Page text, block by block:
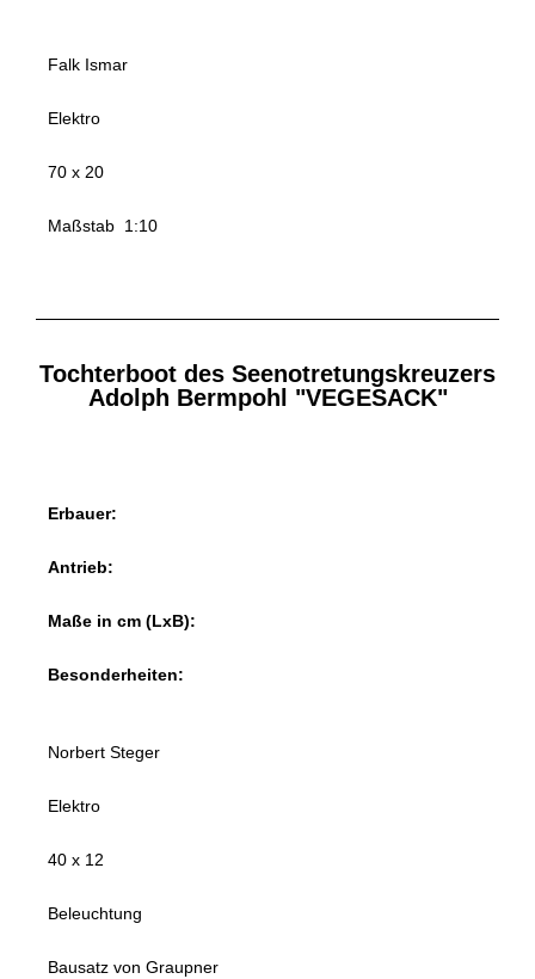
Falk Ismar
Elektro
70 x 20
Maßstab 1:10
Tochterboot des Seenotretungskreuzers
Adolph Bermpohl "VEGESACK"
Erbauer:
Antrieb:
Maße in cm (LxB):
Besonderheiten:
Norbert Steger
Elektro
40 x 12
Beleuchtung
Bausatz von Graupner